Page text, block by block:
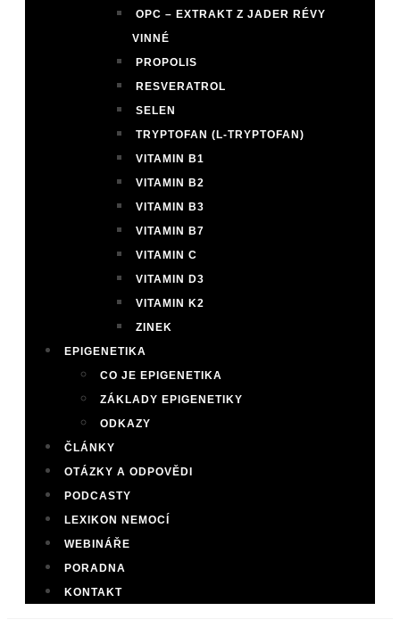
OPC – EXTRAKT Z JADER RÉVY
VINNÉ
PROPOLIS
RESVERATROL
SELEN
TRYPTOFAN (L-TRYPTOFAN)
VITAMIN B1
VITAMIN B2
VITAMIN B3
VITAMIN B7
VITAMIN C
VITAMIN D3
VITAMIN K2
ZINEK
EPIGENETIKA
CO JE EPIGENETIKA
ZÁKLADY EPIGENETIKY
ODKAZY
ČLÁNKY
OTÁZKY A ODPOVĚDI
PODCASTY
LEXIKON NEMOCÍ
WEBINÁŘE
PORADNA
KONTAKT